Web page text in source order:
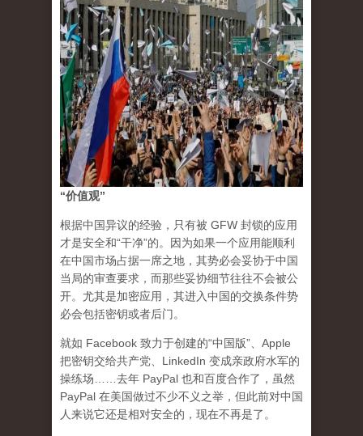
“价值观”
根据中国异议的经验，只有被 GFW 封锁的应用
才是安全和“干净”的。因为如果一个应用能顺利
在中国市场占据一席之地，其势必会妥协于中国
当局的审查要求，而那些妥协细节往往不会被公
开。尤其是加密应用，其进入中国的交换条件势
必会包括密钥或者后门。
就如 Facebook 致力于创建的“中国版”、Apple
把密钥交给共产党、LinkedIn 变成亲政府水军的
操练场……去年 PayPal 也和百度合作了，虽然
PayPal 在美国做过不少不义之举，但此前对中国
人来说它还是相对安全的，现在不再是了。